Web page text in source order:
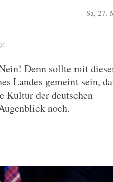
Sa, 27.
Denn sollte mit
Landes gemeint sein,
Kultur der deutschen
noch.